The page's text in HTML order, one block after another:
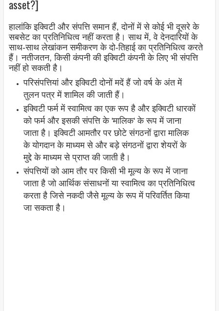
asset?]
हालांकि इक्विटी और संपत्ति समान हैं, दोनों में से कोई भी दूसरे के
सबसेट का प्रतिनिधित्व नहीं करता है। साथ में, वे देनदारियों के
साथ-साथ लेखांकन समीकरण के दो-तिहाई का प्रतिनिधित्व करते
हैं। नतीजतन, किसी कंपनी की इक्विटी कंपनी के लिए भी संपत्ति
नहीं हो सकती है।
परिसंपत्तियां और इक्विटी दोनों मदें हैं जो वर्ष के अंत में
तुलन पत्र में शामिल की जाती हैं।
इक्विटी फर्म में स्वामित्व का एक रूप है और इक्विटी धारकों
को फर्म और इसकी संपत्ति के 'मालिक' के रूप में जाना
जाता है। इक्विटी आमतौर पर छोटे संगठनों द्वारा मालिक
के योगदान के माध्यम से और बड़े संगठनों द्वारा शेयरों के
मुद्दे के माध्यम से प्राप्त की जाती है।
संपत्तियों को आम तौर पर किसी भी मूल्य के रूप में जाना
जाता है जो आर्थिक संसाधनों या स्वामित्व का प्रतिनिधित्व
करता है जिसे नकदी जैसे मूल्य के रूप में परिवर्तित किया
जा सकता है।